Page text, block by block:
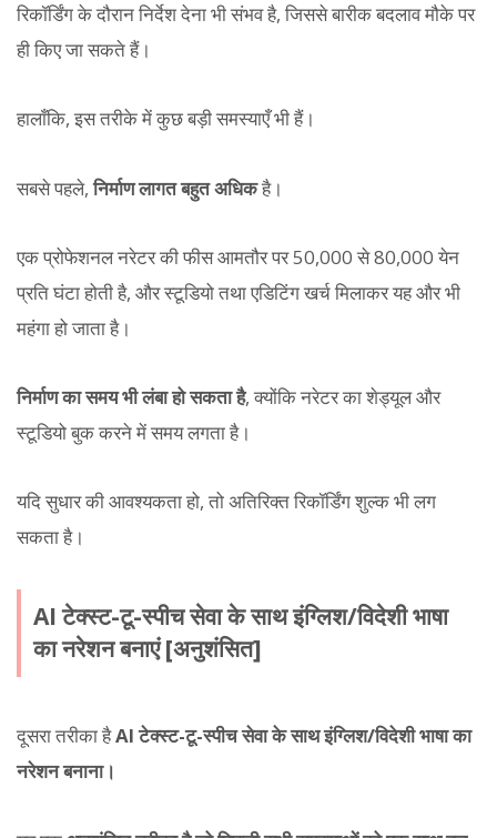
रिकॉर्डिंग के दौरान निर्देश देना भी संभव है, जिससे बारीक बदलाव मौके पर
ही किए जा सकते हैं।
हालाँकि, इस तरीके में कुछ बड़ी समस्याएँ भी हैं।
सबसे पहले,निर्माण लागत बहुत अधिकहै।
एक प्रोफेशनल नरेटर की फीस आमतौर पर 50,000 से 80,000 येन
प्रति घंटा होती है, और स्टूडियो तथा एडिटिंग खर्च मिलाकर यह और भी
महंगा हो जाता है।
निर्माण का समय भी लंबा हो सकता है, क्योंकि नरेटर का शेड्यूल और
स्टूडियो बुक करने में समय लगता है।
यदि सुधार की आवश्यकता हो, तो अतिरिक्त रिकॉर्डिंग शुल्क भी लग
सकता है।
AI टेक्स्ट-टू-स्पीच सेवा के साथ इंग्लिश/विदेशी भाषा
का नरेशन बनाएं [अनुशंसित]
दूसरा तरीका हैAI टेक्स्ट-टू-स्पीच सेवा के साथ इंग्लिश/विदेशी भाषा का
नरेशन बनाना।